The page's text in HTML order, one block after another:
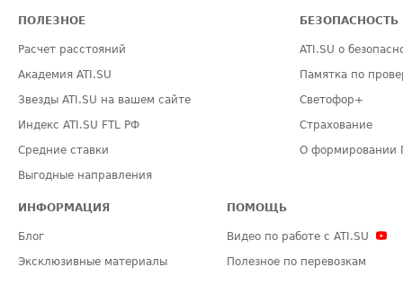
ПОЛЕЗНОЕ
Расчет расстояний
Академия ATI.SU
Звезды ATI.SU на вашем сайте
Индекс ATI.SU FTL РФ
Средние ставки
Выгодные направления
БЕЗОПАСНОСТЬ
ATI.SU о
Памятка по
Светофор+
Страхование
О формировании
ИНФОРМАЦИЯ
Блог
Эксклюзивные материалы
ПОМОЩЬ
Видео по работе с ATI.SU
Полезное по перевозкам